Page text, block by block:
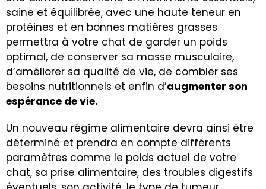
saine et équilibrée, avec une haute teneur en
protéines et en bonnes matières grasses
permettra à votre chat de garder un poids
optimal, de conserver sa masse musculaire,
d’améliorer sa qualité de vie, de combler ses
besoins nutritionnels et enfin d’augmenter son
espérance de vie.
Un nouveau régime alimentaire devra ainsi être
déterminé et prendra en compte différents
paramètres comme le poids actuel de votre
chat, sa prise alimentaire, des troubles digestifs